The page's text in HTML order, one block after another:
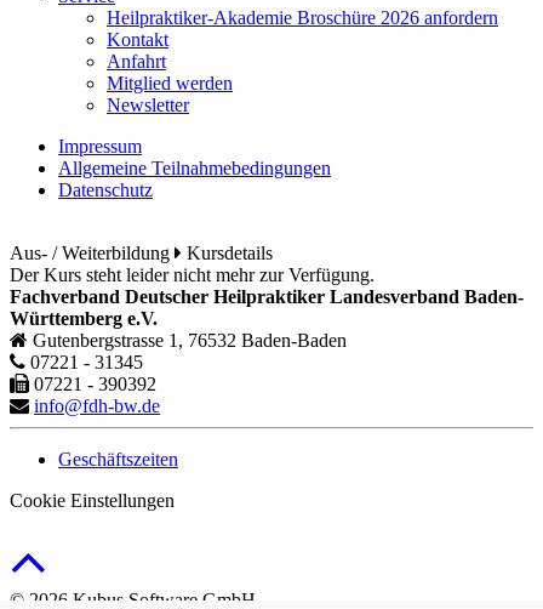
Heilpraktiker-Akademie Broschüre 2026 anfordern
Kontakt
Anfahrt
Mitglied werden
Newsletter
Impressum
Allgemeine Teilnahmebedingungen
Datenschutz
Aus- / Weiterbildung
Kursdetails
Der Kurs steht leider nicht mehr zur Verfügung.
Fachverband Deutscher Heilpraktiker Landesverband Baden-
Württemberg e.V.
Gutenbergstrasse 1, 76532 Baden-Baden
07221 - 31345
07221 - 390392
info@fdh-bw.de
Geschäftszeiten
Cookie Einstellungen
© 2026 Kubus Software GmbH